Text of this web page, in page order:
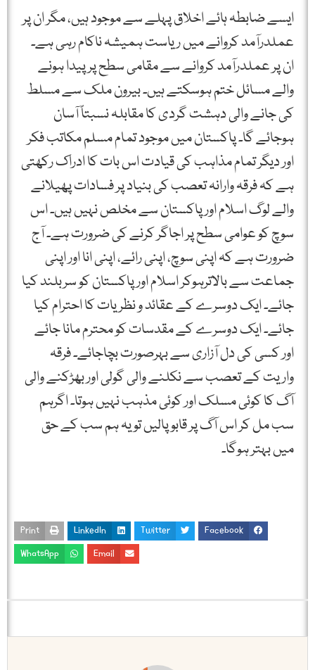
ایسے ضابطہ ہائے اخلاق پہلے سے موجود ہیں، مگر ان پر
عملدرآمد کروانے میں ریاست ہمیشہ ناکام رہی ہے۔
ان پر عملدرآمد کروانے سے مقامی سطح پر پیدا ہونے
والے مسائل ختم ہوسکتے ہیں۔ بیرون ملک سے مسلط
کی جانے والی دہشت گردی کا مقابلہ نسبتاً آسان
ہوجائے گا۔ پاکستان میں موجود تمام مسلم مکاتب فکر
اور دیگر تمام مذاہب کی قیادت اس بات کا ادراک رکھتی
ہے کہ فرقہ وارانہ تعصب کی بنیاد پر فسادات پھیلانے
والے لوگ اسلام اور پاکستان سے مخلص نہیں ہیں۔ اس
سوچ کو عوامی سطح پر اجاگر کرنے کی ضرورت ہے۔ آج
ضرورت ہے کہ اپنی سوچ، اپنی رائے، اپنی انا اور اپنی
جماعت سے بالاترہوکر اسلام اور پاکستان کو سربلند کیا
جائے۔ ایک دوسرے کے عقائد و نظریات کا احترام کیا
جائے۔ ایک دوسرے کے مقدسات کو محترم مانا جائے
اور کسی کی دل آزاری سے بہرصورت بچاجائے۔ فرقہ
واریت کے تعصب سے نکلنے والی گولی اور بھڑکنے والی
آگ کا کوئی مسلک اور کوئی مذہب نہیں ہوتا۔ اگرہم
سب مل کر اس آگ پر قابو پالیں تو یہ ہم سب کے حق
میں بہتر ہوگا۔
Facebook
Twitter
LinkedIn
Print
Email
WhatsApp